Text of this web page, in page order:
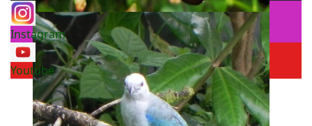
Instagram
Youtube